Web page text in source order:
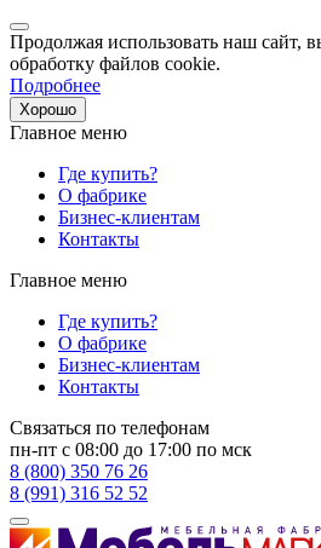
Продолжая использовать наш сайт,
обработку файлов cookie.
Подробнее
Хорошо
Главное меню
Где купить?
О фабрике
Бизнес-клиентам
Контакты
Главное меню
Где купить?
О фабрике
Бизнес-клиентам
Контакты
Связаться по телефонам
пн-пт с 08:00 до 17:00 по мск
8 (800) 350 76 26
8 (991) 316 52 52